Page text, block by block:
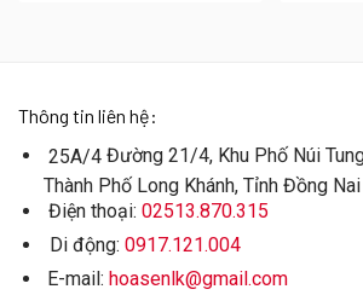
Thông tin liên hệ:
25A/4Đường 21/4, Khu Phố Núi
Thành Phố Long Khánh, Tỉnh Đồng Nai
Điện thoại: 02513.870.315
Di động: 0917.121.004
E-mail: hoasenlk@gmail.com